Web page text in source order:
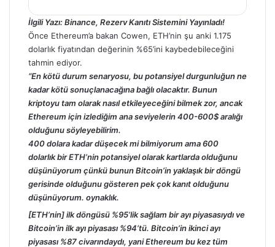
İlgili Yazı:Binance, Rezerv Kanıtı Sistemini Yayınladı!
Önce Ethereum’a bakan Cowen, ETH’nin şu anki 1.175
dolarlık fiyatından değerinin %65’ini kaybedebileceğini
tahmin ediyor.
“En kötü durum senaryosu, bu potansiyel durgunluğun ne
kadar kötü sonuçlanacağına bağlı olacaktır. Bunun
kriptoyu tam olarak nasıl etkileyeceğini bilmek zor, ancak
Ethereum için izlediğim ana seviyelerin 400-600$ aralığı
olduğunu söyleyebilirim.
400 dolara kadar düşecek mi bilmiyorum ama 600
dolarlık bir ETH’nin potansiyel olarak kartlarda olduğunu
düşünüyorum çünkü bunun Bitcoin’in yaklaşık bir döngü
gerisinde olduğunu gösteren pek çok kanıt olduğunu
düşünüyorum. oynaklık.
[ETH’nin] ilk döngüsü %95’lik sağlam bir ayı piyasasıydı ve
Bitcoin’in ilk ayı piyasası %94’tü. Bitcoin’in ikinci ayı
piyasası %87 civarındaydı, yani Ethereum bu kez tüm